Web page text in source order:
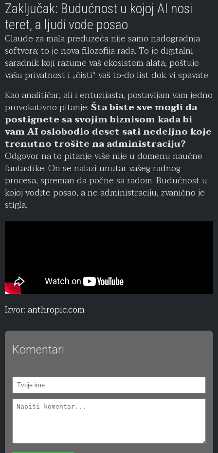
Zaključak: Budućnost u kojoj AI nosi
teret, a ljudi vode posao
Claude za mala preduzeća nije samo nadogradnja
softvera; to je nova filozofija rada. To je digitalni
saradnik koji razume vaš ekosistem alata, poštuje
vašu privatnost i „čisti“ vaš to-do list dok vi spavate.
Kao analitičar, ali i entuzijasta, postavljam vam jedno
provokativno pitanje:Šta biste sve mogli da
postignete sa svojim biznisom kada bi
vam AI oslobodio deset sati nedeljno koje
trenutno trošite na administraciju?
Odgovor na to pitanje više nije u domenu naučne
fantastike. On se nalazi unutar vašeg radnog
procesa, spreman da počne sa radom. Budućnost u
kojoj vodite posao, a ne administraciju, zvanično je
stigla.
Izvor:anthropic.com
Komentari